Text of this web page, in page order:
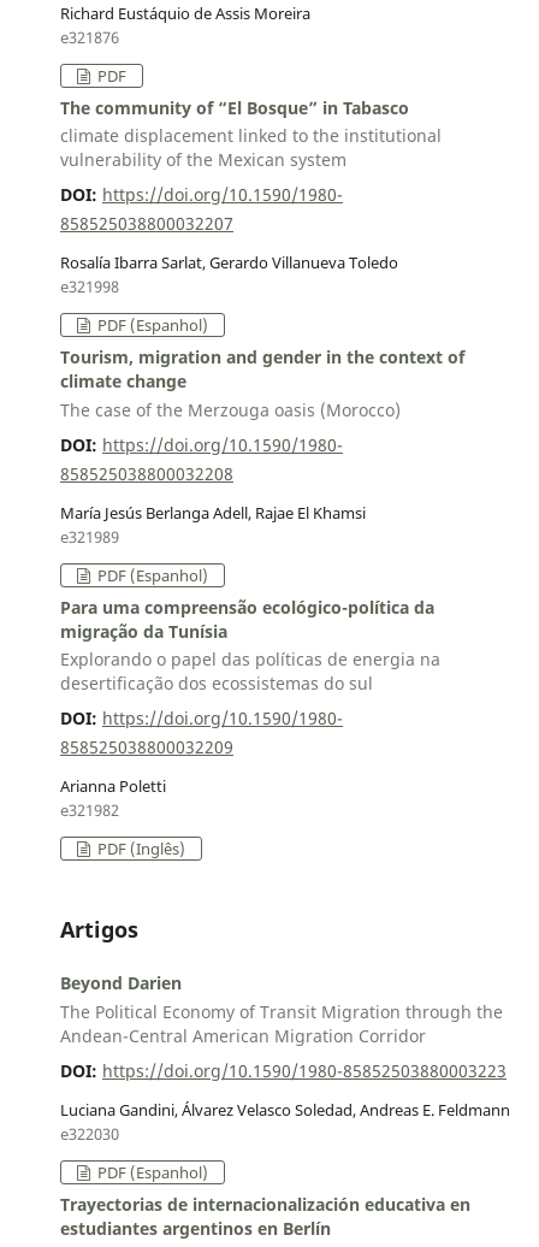
Richard Eustáquio de Assis Moreira
e321876
PDF
The community of “El Bosque” in Tabasco
climate displacement linked to the institutional
vulnerability of the Mexican system
DOI: https://doi.org/10.1590/1980-
858525038800032207
Rosalía Ibarra Sarlat, Gerardo Villanueva Toledo
e321998
PDF (Espanhol)
Tourism, migration and gender in the context of
climate change
The case of the Merzouga oasis (Morocco)
DOI: https://doi.org/10.1590/1980-
858525038800032208
María Jesús Berlanga Adell, Rajae El Khamsi
e321989
PDF (Espanhol)
Para uma compreensão ecológico-política da
migração da Tunísia
Explorando o papel das políticas de energia na
desertificação dos ecossistemas do sul
DOI: https://doi.org/10.1590/1980-
858525038800032209
Arianna Poletti
e321982
PDF (Inglês)
Artigos
Beyond Darien
The Political Economy of Transit Migration through the
Andean-Central American Migration Corridor
DOI: https://doi.org/10.1590/1980-85852503880003223
Luciana Gandini, Álvarez Velasco Soledad, Andreas E. Feldmann
e322030
PDF (Espanhol)
Trayectorias de internacionalización educativa en
estudiantes argentinos en Berlín